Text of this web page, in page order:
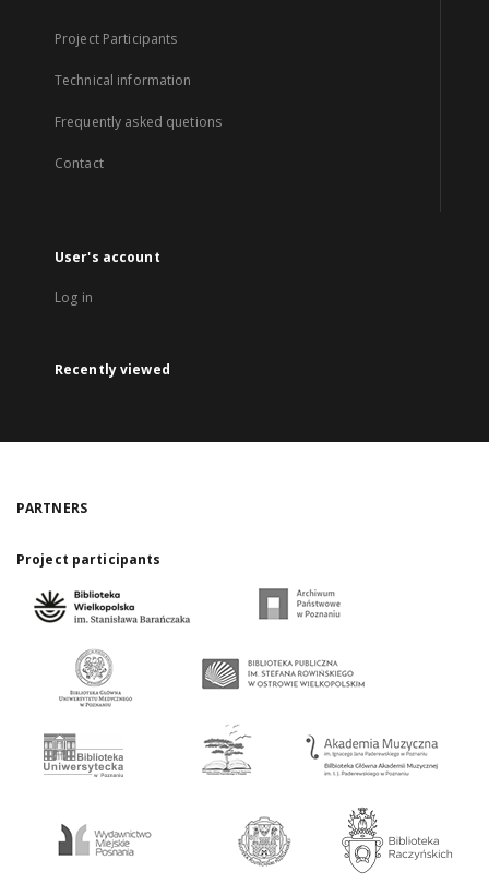
Project Participants
Technical information
Frequently asked quetions
Contact
User's account
Log in
Recently viewed
PARTNERS
Project participants